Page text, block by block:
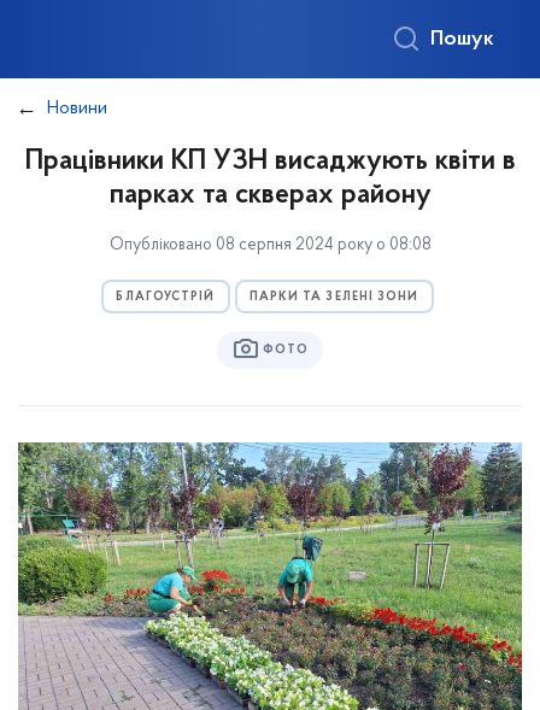
Пошук
Новини
Працівники КП УЗН висаджують квіти в
парках та скверах району
Опубліковано 08 серпня 2024 року о 08:08
БЛАГОУСТРІЙ ПАРКИ ТА ЗЕЛЕНІ ЗОНИ
ФОТО